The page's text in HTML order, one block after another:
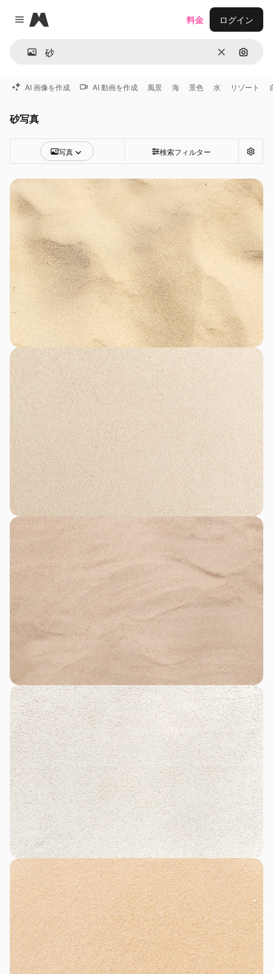
Close menu
Magnific
消去 画像で
料金 ログイン
AI 画像を作成 AI 動画を作成 風景 海 景色 水 リゾート
砂写真
写真 検索フィルター